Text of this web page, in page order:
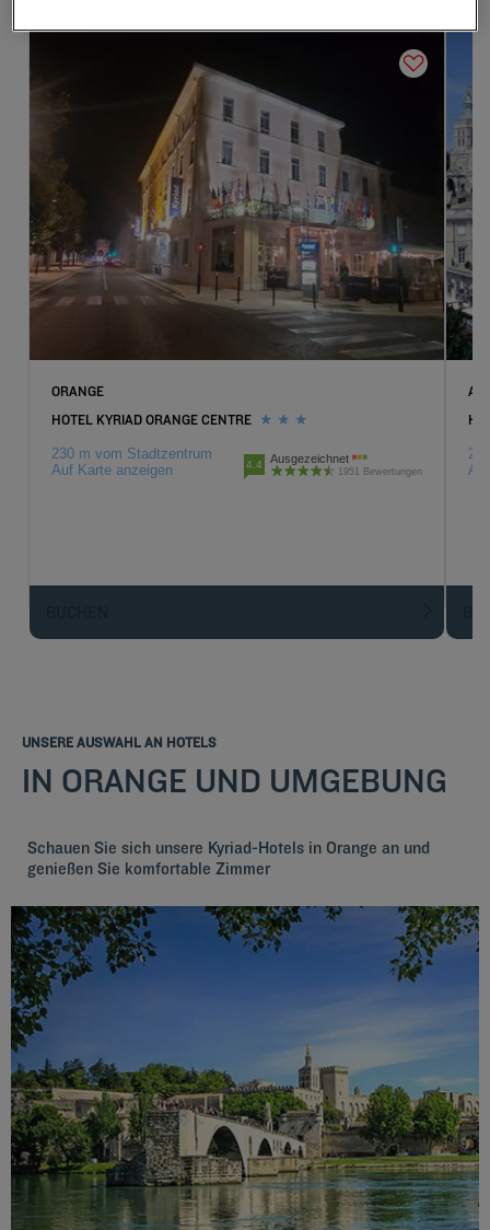
ORANGE
HOTEL KYRIAD ORANGE CENTRE
230 m vom Stadtzentrum
Auf Karte anzeigen
4.4 Ausgezeichnet
1951 Bewertungen
UNSERE AUSWAHL AN HOTELS
IN ORANGE UND UMGEBUNG
Schauen Sie sich unsere Kyriad-Hotels in Orange an und
genießen Sie komfortable Zimmer